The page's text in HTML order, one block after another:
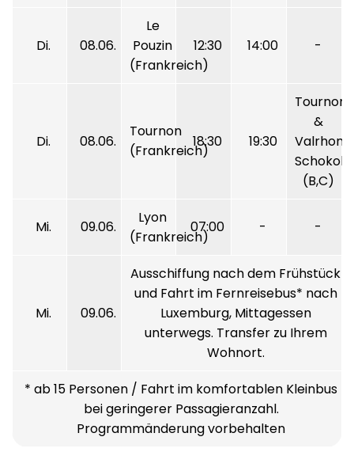
Di. 08.06.
Le
Pouzin
(Frankreich)
12:30 14:00 -
Di. 08.06.
Tournon
(Frankreich)
18:30 19:30
Tournon
&
Valrhona
(B,C)
Mi. 09.06.
Lyon
(Frankreich)
07:00 - -
Mi. 09.06.
Ausschiffung nach dem Frühstück
und Fahrt im Fernreisebus* nach
Luxemburg, Mittagessen
unterwegs. Transfer zu Ihrem
Wohnort.
* ab 15 Personen / Fahrt im komfortablen Kleinbus
bei geringerer Passagieranzahl.
Programmänderung vorbehalten